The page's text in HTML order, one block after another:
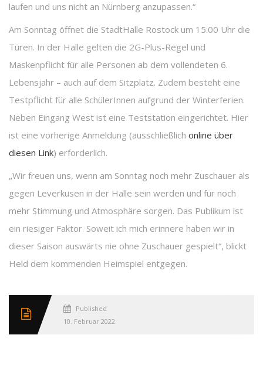
laufen und uns nicht an Nürnberg anzupassen.“
Am Sonntag öffnet die StadtHalle Rostock um 15:00 Uhr die
Türen. In der Halle gelten die 2G-Plus-Regel und
Maskenpflicht für alle Personen ab dem vollendeten 6.
Lebensjahr – auch auf dem Sitzplatz. Zudem besteht eine
Testpflicht für alle SchülerInnen aufgrund der Winterferien.
Neben Eingang West ist eine Teststation eingerichtet. Hier
ist eine vorherige Anmeldung (ausschließlich online über
diesen Link) erforderlich.
„Wir freuen uns, wenn am Sonntag noch mehr Zuschauer als
gegen Leverkusen in der Halle sein werden und für noch
mehr Stimmung und Atmosphäre sorgen. Das Publikum ist
ein riesiger Faktor. Soweit ich mich erinnere haben wir in
dieser Saison auswärts nie ohne Zuschauer gespielt“, blickt
Held dem kommenden Heimspiel entgegen.
Published
10. Februar 2022